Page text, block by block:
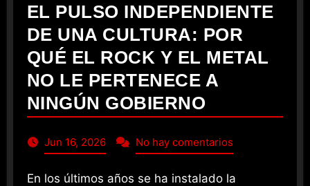
EL PULSO INDEPENDIENTE
DE UNA CULTURA: POR
QUÉ EL ROCK Y EL METAL
NO LE PERTENECE A
NINGÚN GOBIERNO
Jun 16, 2026 No hay comentarios
En los últimos años se ha instalado la